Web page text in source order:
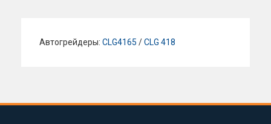
Автогрейдеры: CLG4165 /CLG 418